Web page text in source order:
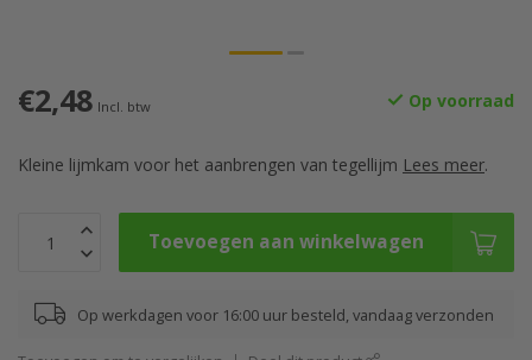
€2,48 Incl. btw Op voorraad
Kleine lijmkam voor het aanbrengen van tegellijm Lees meer.
Toevoegen aan winkelwagen
Op werkdagen voor 16:00 uur besteld, vandaag verzonden